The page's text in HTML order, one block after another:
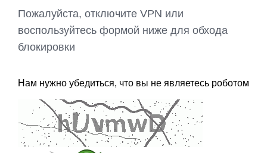
Пожалуйста, отключите VPN или
воспользуйтесь формой ниже для обхода
блокировки
Нам нужно убедиться, что вы не являетесь роботом